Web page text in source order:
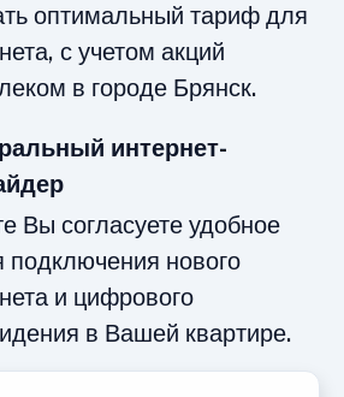
оптимальный тариф для
с учетом акций
в городе Брянск.
интернет-
Вы согласуете удобное
подключения нового
и цифрового
в Вашей квартире.